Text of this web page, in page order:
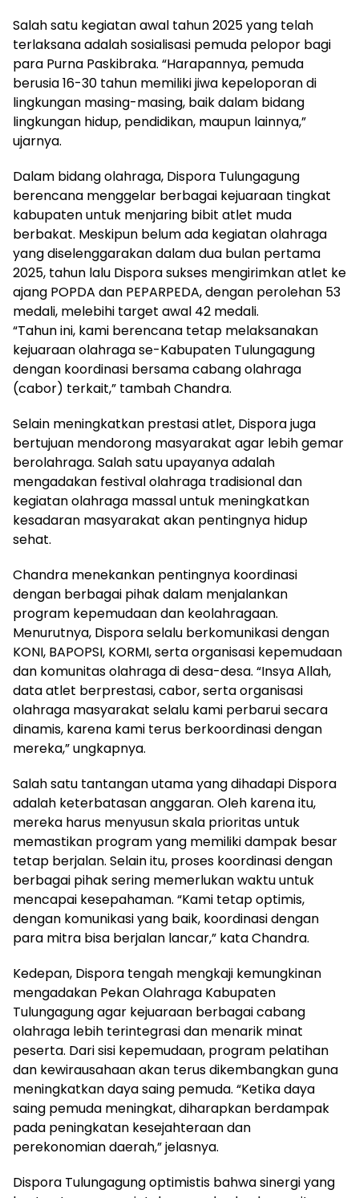
Salah satu kegiatan awal tahun 2025 yang telah
terlaksana adalah sosialisasi pemuda pelopor bagi
para Purna Paskibraka. “Harapannya, pemuda
berusia 16-30 tahun memiliki jiwa kepeloporan di
lingkungan masing-masing, baik dalam bidang
lingkungan hidup, pendidikan, maupun lainnya,”
ujarnya.
Dalam bidang olahraga, Dispora Tulungagung
berencana menggelar berbagai kejuaraan tingkat
kabupaten untuk menjaring bibit atlet muda
berbakat. Meskipun belum ada kegiatan olahraga
yang diselenggarakan dalam dua bulan pertama
2025, tahun lalu Dispora sukses mengirimkan atlet ke
ajang POPDA dan PEPARPEDA, dengan perolehan 53
medali, melebihi target awal 42 medali.
“Tahun ini, kami berencana tetap melaksanakan
kejuaraan olahraga se-Kabupaten Tulungagung
dengan koordinasi bersama cabang olahraga
(cabor) terkait,” tambah Chandra.
Selain meningkatkan prestasi atlet, Dispora juga
bertujuan mendorong masyarakat agar lebih gemar
berolahraga. Salah satu upayanya adalah
mengadakan festival olahraga tradisional dan
kegiatan olahraga massal untuk meningkatkan
kesadaran masyarakat akan pentingnya hidup
sehat.
Chandra menekankan pentingnya koordinasi
dengan berbagai pihak dalam menjalankan
program kepemudaan dan keolahragaan.
Menurutnya, Dispora selalu berkomunikasi dengan
KONI, BAPOPSI, KORMI, serta organisasi kepemudaan
dan komunitas olahraga di desa-desa. “Insya Allah,
data atlet berprestasi, cabor, serta organisasi
olahraga masyarakat selalu kami perbarui secara
dinamis, karena kami terus berkoordinasi dengan
mereka,” ungkapnya.
Salah satu tantangan utama yang dihadapi Dispora
adalah keterbatasan anggaran. Oleh karena itu,
mereka harus menyusun skala prioritas untuk
memastikan program yang memiliki dampak besar
tetap berjalan. Selain itu, proses koordinasi dengan
berbagai pihak sering memerlukan waktu untuk
mencapai kesepahaman. “Kami tetap optimis,
dengan komunikasi yang baik, koordinasi dengan
para mitra bisa berjalan lancar,” kata Chandra.
Kedepan, Dispora tengah mengkaji kemungkinan
mengadakan Pekan Olahraga Kabupaten
Tulungagung agar kejuaraan berbagai cabang
olahraga lebih terintegrasi dan menarik minat
peserta. Dari sisi kepemudaan, program pelatihan
dan kewirausahaan akan terus dikembangkan guna
meningkatkan daya saing pemuda. “Ketika daya
saing pemuda meningkat, diharapkan berdampak
pada peningkatan kesejahteraan dan
perekonomian daerah,” jelasnya.
Dispora Tulungagung optimistis bahwa sinergi yang